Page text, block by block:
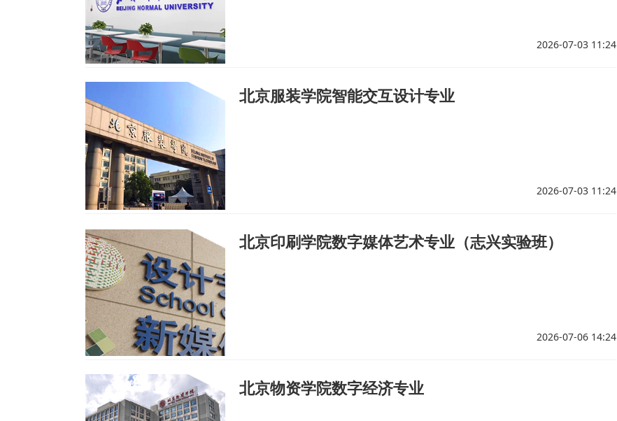
2026-07-03 11:24
北京服装学院智能交互设计专业
2026-07-03 11:24
北京印刷学院数字媒体艺术专业（志兴实验班）
2026-07-06 14:24
北京物资学院数字经济专业